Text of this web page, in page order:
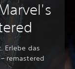
Erlebe das
remastered